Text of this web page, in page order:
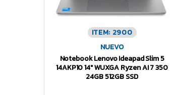
ITEM: 2900
NUEVO
Notebook Lenovo Ideapad Slim 5
14AKP10 14″ WUXGA Ryzen AI 7 350
24GB 512GB SSD